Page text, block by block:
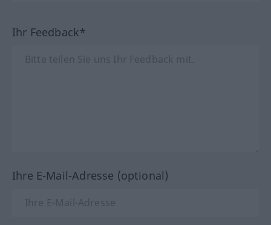
Ihr Feedback*
Ihre E-Mail-Adresse (optional)